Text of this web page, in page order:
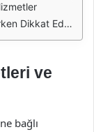
Gerekenler
ve
bağlı